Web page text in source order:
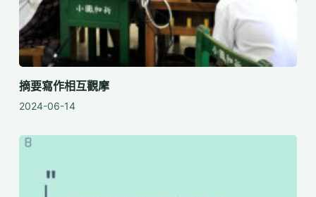
摘要寫作相互觀摩
2024-06-14